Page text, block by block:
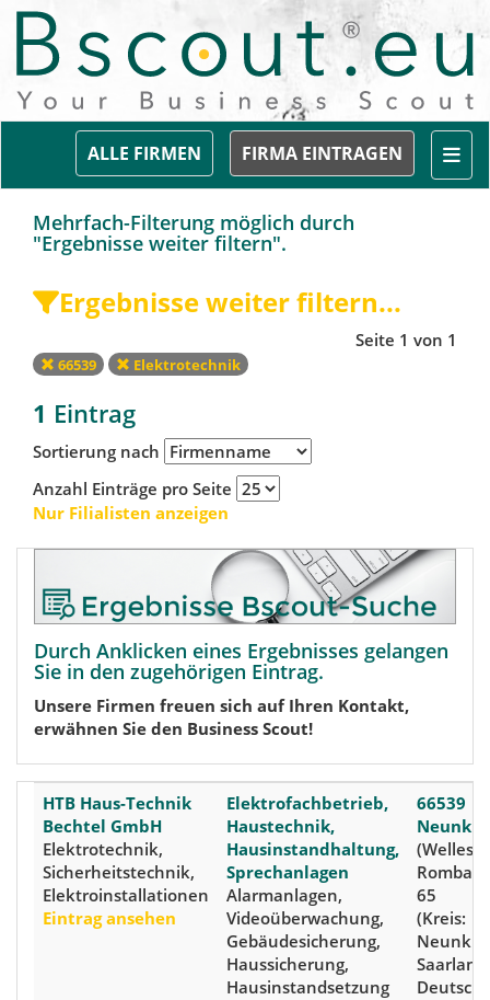
FIRMA EINTRAGEN
ALLE FIRMEN
Mehrfach-Filterung möglich durch
"Ergebnisse weiter filtern".
Ergebnisse weiter filtern...
Seite 1 von 1
66539 Elektrotechnik
1 Eintrag
Sortierung nach
Anzahl Einträge pro Seite
Nur Filialisten anzeigen
Durch Anklicken eines Ergebnisses gelangen
Sie in den zugehörigen Eintrag.
Unsere Firmen freuen sich auf Ihren Kontakt,
erwähnen Sie den Business Scout!
HTB Haus-Technik
Bechtel GmbH
Elektrotechnik,
Sicherheitstechnik,
Elektroinstallationen
Eintrag ansehen
Elektrofachbetrieb,
Haustechnik,
Hausinstandhaltung,
Sprechanlagen
Alarmanlagen,
Videoüberwachung,
Gebäudesicherung,
Haussicherung,
Hausinstandsetzung
66539
65
(Kreis:
Saarland,